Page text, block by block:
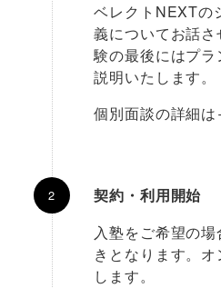
ベレクトNEXTの
義についてお話
験の最後にはプ
説明いたします。
個別面談の詳細
契約・利用開始
入塾をご希望の
きとなります。
します。